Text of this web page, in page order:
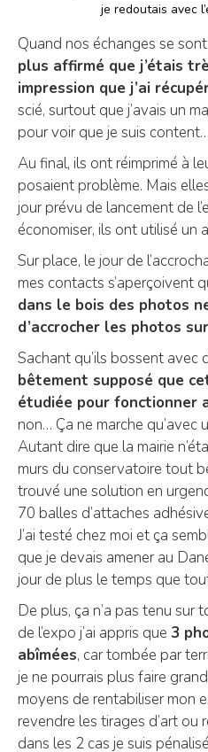
je redoutais avec
Quand nos échanges se
plus affirmé que j’étais
impression que j’ai
scié, surtout que j’avais un
pour voir que je suis content…
Au final, ils ont réimprimé à
posaient problème. Mais
jour prévu de lancement de
économiser, ils ont utilisé un
Sur place, le jour de
mes contacts s’aperçoivent
dans le bois des photos
d’accrocher les photos
Sachant qu’ils bossent avec
bêtement supposé que
étudiée pour fonctionner
non… Ça ne marche qu’avec
Autant dire que la mairie
murs du conservatoire tout
trouvé une solution en
70 balles d’attaches
J’ai testé chez moi et ça
que je devais amener au
jour de plus le temps que
De plus, ça n’a pas tenu
de l’expo j’ai appris que 3
abîmées, car tombée par
je ne pourrais plus faire
moyens de rentabiliser mon
revendre les tirages d’art ou
dans les 2 cas je suis